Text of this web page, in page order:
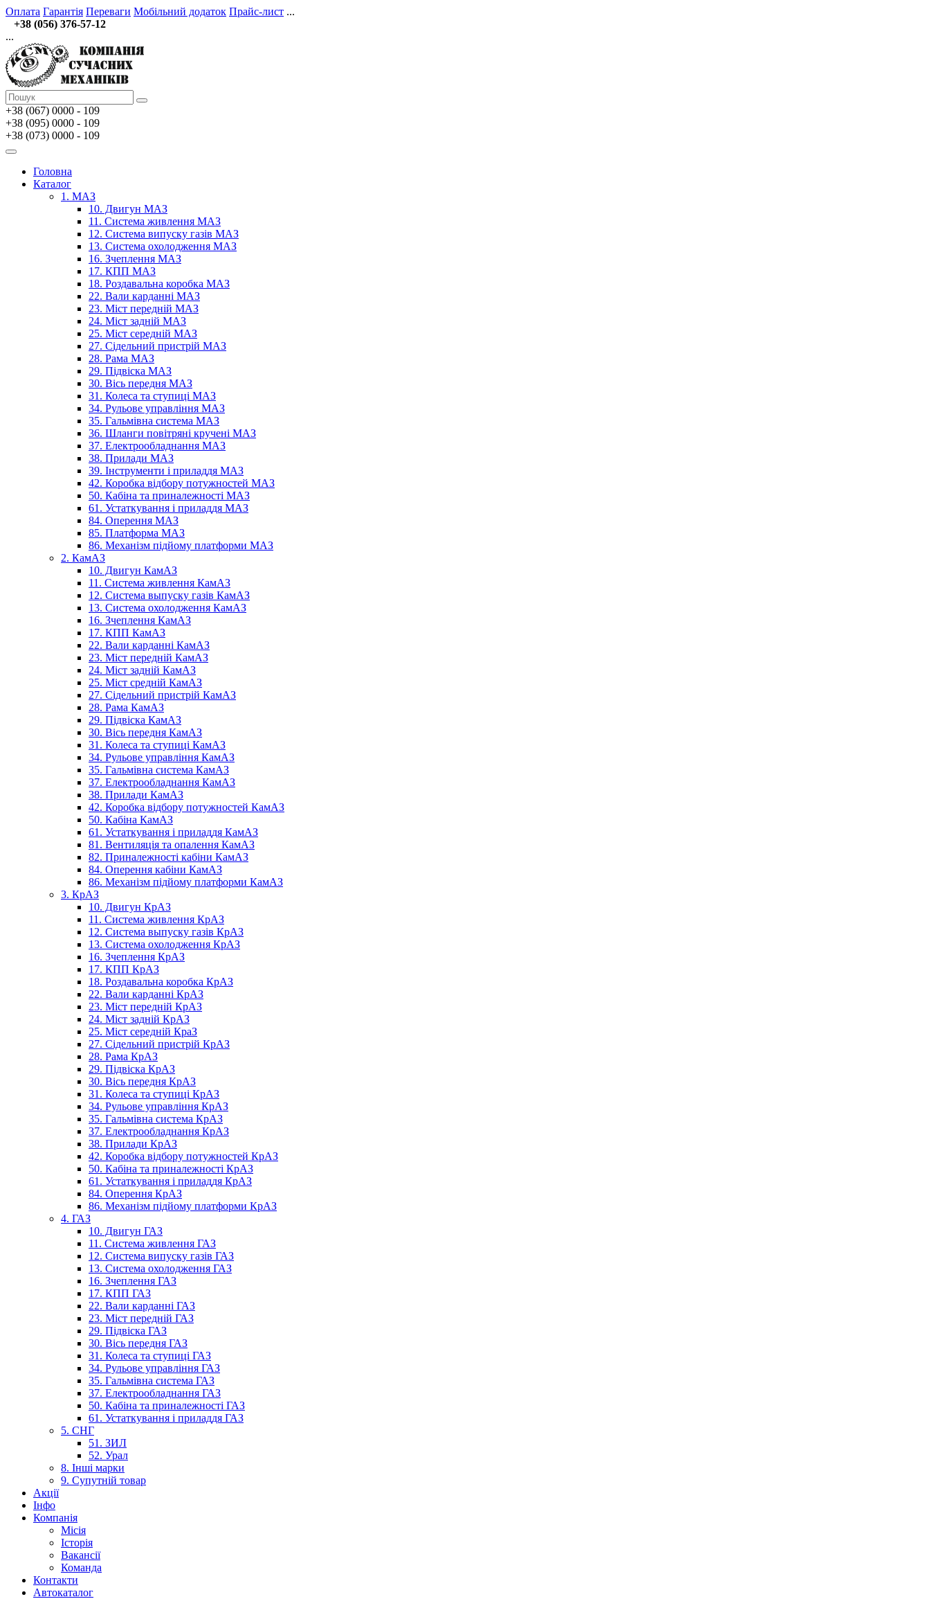
Оплата Гарантія Переваги Мобільний додаток Прайс-лист ...
+38 (056) 376-57-12
...
+38 (067) 0000 - 109
+38 (095) 0000 - 109
+38 (073) 0000 - 109
Головна
Каталог
1. МАЗ
10. Двигун МАЗ
11. Система живлення МАЗ
12. Система випуску газів МАЗ
13. Система охолодження МАЗ
16. Зчеплення МАЗ
17. КПП МАЗ
18. Роздавальна коробка МАЗ
22. Вали карданні МАЗ
23. Міст передній МАЗ
24. Міст задній МАЗ
25. Міст середній МАЗ
27. Сідельний пристрій МАЗ
28. Рама МАЗ
29. Підвіска МАЗ
30. Вісь передня МАЗ
31. Колеса та ступиці МАЗ
34. Рульове управління МАЗ
35. Гальмівна система МАЗ
36. Шланги повітряні кручені МАЗ
37. Електрообладнання МАЗ
38. Прилади МАЗ
39. Інструменти і приладдя МАЗ
42. Коробка відбору потужностей МАЗ
50. Кабіна та приналежності МАЗ
61. Устаткування і приладдя МАЗ
84. Оперення МАЗ
85. Платформа МАЗ
86. Механізм підйому платформи МАЗ
2. КамАЗ
10. Двигун КамАЗ
11. Система живлення КамАЗ
12. Система выпуску газів КамАЗ
13. Система охолодження КамАЗ
16. Зчеплення КамАЗ
17. КПП КамАЗ
22. Вали карданні КамАЗ
23. Міст передній КамАЗ
24. Міст задній КамАЗ
25. Міст средній КамАЗ
27. Сідельний пристрій КамАЗ
28. Рама КамАЗ
29. Підвіска КамАЗ
30. Вісь передня КамАЗ
31. Колеса та ступиці КамАЗ
34. Рульове управління КамАЗ
35. Гальмівна система КамАЗ
37. Електрообладнання КамАЗ
38. Прилади КамАЗ
42. Коробка відбору потужностей КамАЗ
50. Кабіна КамАЗ
61. Устаткування і приладдя КамАЗ
81. Вентиляція та опалення КамАЗ
82. Приналежності кабіни КамАЗ
84. Оперення кабіни КамАЗ
86. Механізм підйому платформи КамАЗ
3. КрАЗ
10. Двигун КрАЗ
11. Система живлення КрАЗ
12. Система выпуску газів КрАЗ
13. Система охолодження КрАЗ
16. Зчеплення КрАЗ
17. КПП КрАЗ
18. Роздавальна коробка КрАЗ
22. Вали карданні КрАЗ
23. Міст передній КрАЗ
24. Міст задній КрАЗ
25. Міст середній КраЗ
27. Сідельний пристрій КрАЗ
28. Рама КрАЗ
29. Підвіска КрАЗ
30. Вісь передня КрАЗ
31. Колеса та ступиці КрАЗ
34. Рульове управління КрАЗ
35. Гальмівна система КрАЗ
37. Електрообладнання КрАЗ
38. Прилади КрАЗ
42. Коробка відбору потужностей КрАЗ
50. Кабіна та приналежності КрАЗ
61. Устаткування і приладдя КрАЗ
84. Оперення КрАЗ
86. Механізм підйому платформи КрАЗ
4. ГАЗ
10. Двигун ГАЗ
11. Система живлення ГАЗ
12. Система випуску газів ГАЗ
13. Система охолодження ГАЗ
16. Зчеплення ГАЗ
17. КПП ГАЗ
22. Вали карданні ГАЗ
23. Міст передній ГАЗ
29. Підвіска ГАЗ
30. Вісь передня ГАЗ
31. Колеса та ступиці ГАЗ
34. Рульове управління ГАЗ
35. Гальмівна система ГАЗ
37. Електрообладнання ГАЗ
50. Кабіна та приналежності ГАЗ
61. Устаткування і приладдя ГАЗ
5. СНГ
51. ЗИЛ
52. Урал
8. Інші марки
9. Супутній товар
Акції
Інфо
Компанія
Місія
Історія
Вакансії
Команда
Контакти
Автокаталог